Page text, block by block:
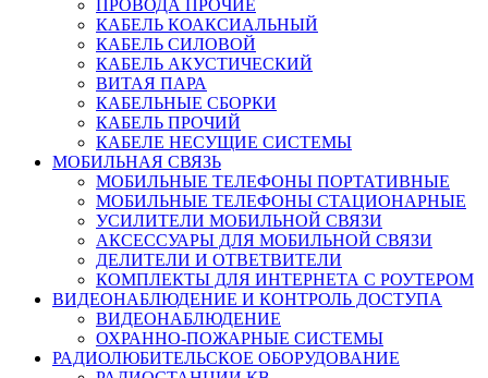
ПРОВОДА ПРОЧИЕ
КАБЕЛЬ КОАКСИАЛЬНЫЙ
КАБЕЛЬ СИЛОВОЙ
КАБЕЛЬ АКУСТИЧЕСКИЙ
ВИТАЯ ПАРА
КАБЕЛЬНЫЕ СБОРКИ
КАБЕЛЬ ПРОЧИЙ
КАБЕЛЕ НЕСУЩИЕ СИСТЕМЫ
МОБИЛЬНАЯ СВЯЗЬ
МОБИЛЬНЫЕ ТЕЛЕФОНЫ ПОРТАТИВНЫЕ
МОБИЛЬНЫЕ ТЕЛЕФОНЫ СТАЦИОНАРНЫЕ
УСИЛИТЕЛИ МОБИЛЬНОЙ СВЯЗИ
АКСЕССУАРЫ ДЛЯ МОБИЛЬНОЙ СВЯЗИ
ДЕЛИТЕЛИ И ОТВЕТВИТЕЛИ
КОМПЛЕКТЫ ДЛЯ ИНТЕРНЕТА С РОУТЕРОМ
ВИДЕОНАБЛЮДЕНИЕ И КОНТРОЛЬ ДОСТУПА
ВИДЕОНАБЛЮДЕНИЕ
ОХРАННО-ПОЖАРНЫЕ СИСТЕМЫ
РАДИОЛЮБИТЕЛЬСКОЕ ОБОРУДОВАНИЕ